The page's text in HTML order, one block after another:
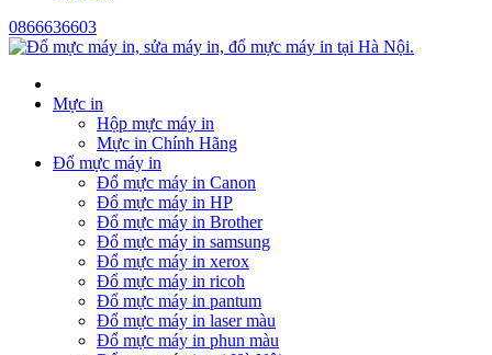
0866636603
Mực in
Hộp mực máy in
Mực in Chính Hãng
Đổ mực máy in
Đổ mực máy in Canon
Đổ mực máy in HP
Đổ mực máy in Brother
Đổ mực máy in samsung
Đổ mực máy in xerox
Đổ mực máy in ricoh
Đổ mực máy in pantum
Đổ mực máy in laser màu
Đổ mực máy in phun màu